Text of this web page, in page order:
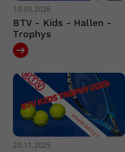
10.03.2026
BTV - Kids - Hallen -
Trophys
20.11.2025